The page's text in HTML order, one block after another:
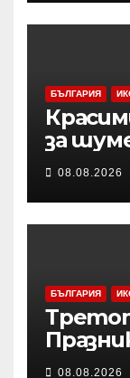
БЪЛГАРИЯ
за
Никола
Шумен
08.08.2026
БЪЛГАРИЯ
08.08.2026